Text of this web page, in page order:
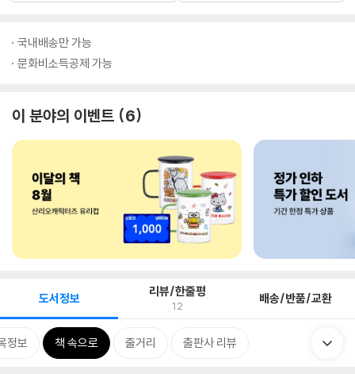
국내배송만 가능
문화비소득공제 가능
이 분야의 이벤트 6
도서정보 리뷰/한줄평
12 배송/반품/교환
정보 책 속으로 줄거리 출판사 리뷰